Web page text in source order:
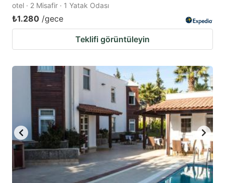
otel · 2 Misafir · 1 Yatak Odası
₺1.280 /gece
Teklifi görüntüleyin